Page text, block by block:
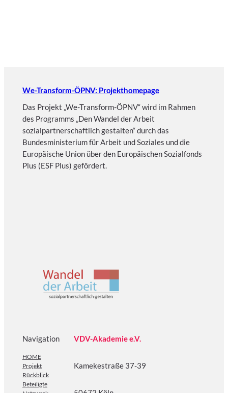
We-Transform-ÖPNV: Projekthomepage
Das Projekt „We-Transform-ÖPNV“ wird im Rahmen
des Programms „Den Wandel der Arbeit
sozialpartnerschaftlich gestalten“ durch das
Bundesministerium für Arbeit und Soziales und die
Europäische Union über den Europäischen Sozialfonds
Plus (ESF Plus) gefördert.
Navigation
HOME
Projekt
Rückblick
Beteiligte
VDV-Akademie e.V.
Kamekestraße 37-39